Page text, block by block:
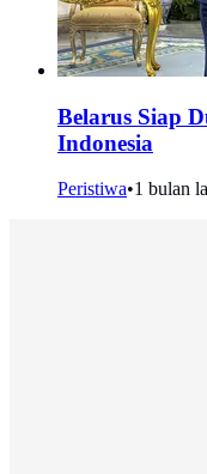
Belarus Siap
Indonesia
Peristiwa•1 bulan